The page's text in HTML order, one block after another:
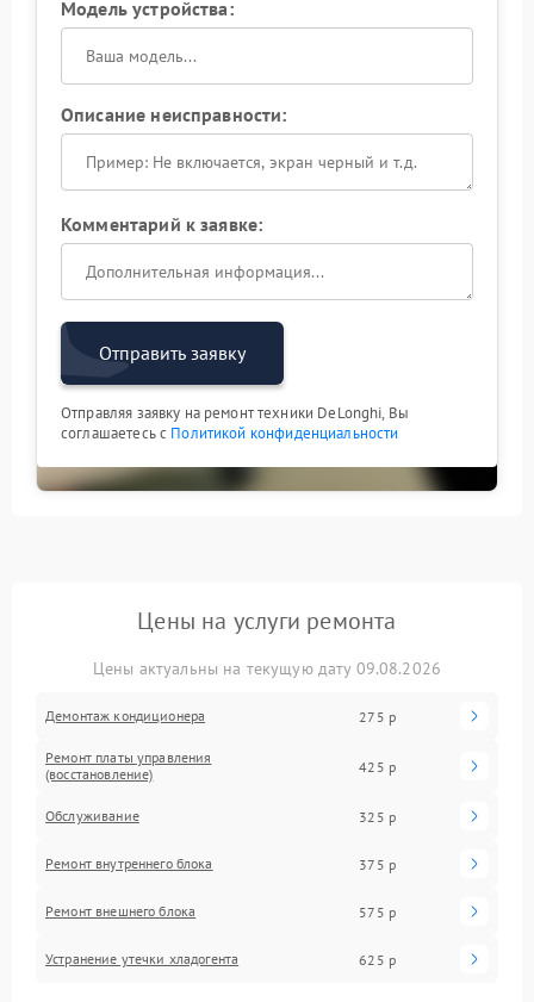
Модель устройства:
Описание неисправности:
Комментарий к заявке:
Отправить заявку
Отправляя заявку на ремонт техники DeLonghi, Вы
соглашаетесь с Политикой конфиденциальности
Цены на услуги ремонта
Цены актуальны на текущую дату 09.08.2026
Демонтаж кондиционера 275 р
Ремонт платы управления
(восстановление)
425 р
Обслуживание 325 р
Ремонт внутреннего блока 375 р
Ремонт внешнего блока 575 р
Устранение утечки хладогента 625 р